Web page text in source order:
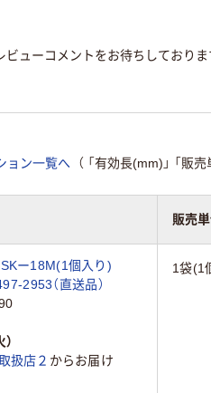
ューコメントをお待ちしておりま
ョン一覧へ （ 「有効長(mm)」 「販
販売
ー18M(1個入り)
2953（直送品）
扱店２ からお届け
1袋(1